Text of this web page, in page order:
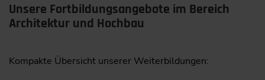
Unsere Fortbildungsangebote im Bereich
Architektur und Hochbau
Kompakte Übersicht unserer Weiterbildungen: